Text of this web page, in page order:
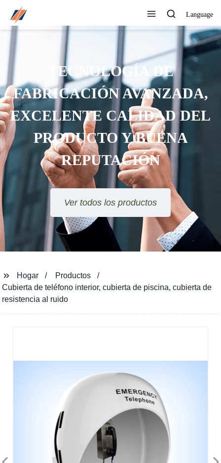
Language
TECNOLOGÍA DE
FABRICACIÓN AVANZADA,
EXCELENTE CALIDAD DEL
PRODUCTO Y BUENA
REPUTACIÓN
Ver todos los productos
Hogar
Productos
Cubierta de teléfono interior, cubierta de piscina, cubierta de
resistencia al ruido